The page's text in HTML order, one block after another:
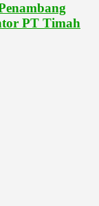
PT Timah